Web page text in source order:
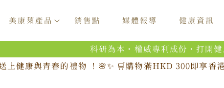
美康萊產品 銷售點 媒體報導 健康資訊
科研為本・權威專利成份・打開
上健康與青春的禮物 ！🌸✨ 🛒購物滿HKD 300即享香